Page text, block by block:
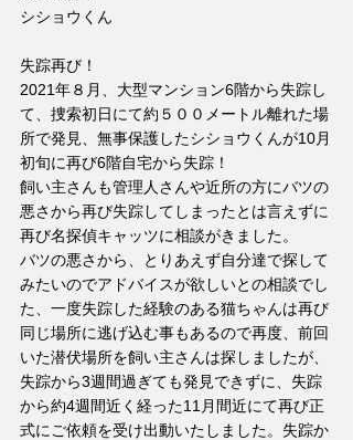
シショウくん
失踪再び！
2021年８月、大型マンション6階から失踪し
て、捜索初日にて約５００メートル離れた場
所で発見、無事保護したシショウくんが10月
初旬に再び6階自宅から失踪！
飼い主さんも管理人さんや近所の方にバツの
悪さから再び失踪してしまったとは言えずに
再び名探偵キャッツに相談がきました。
バツの悪さから、とりあえず自分達で探して
みたいのでアドバイスが欲しいとの相談でし
た、一度失踪した経験のある猫ちゃんは再び
同じ場所に逃げ込む事もあるので再度、前回
いた潜伏場所を飼い主さんは探しましたが、
失踪から3週間過ぎても発見できずに、失踪
から約4週間近く経った11月間近にて再び正
式にご依頼を受け出動いたしました。失踪か